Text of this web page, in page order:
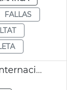
FALLAS
Campaña municipal 8M-Día Internacional de las Mujeres